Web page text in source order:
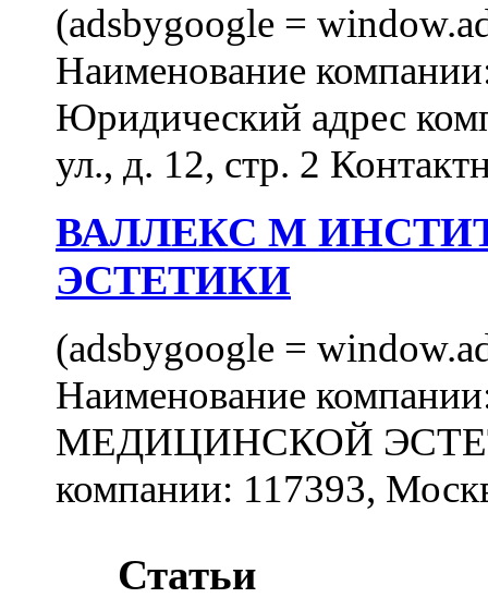
(adsbygoogle =
Наименование
Юридический адрес
ул., д. 12, стр. 2
ВАЛЛЕКС М
ЭСТЕТИКИ
(adsbygoogle =
Наименование
МЕДИЦИНСКОЙ
компании: 117393,
Статьи